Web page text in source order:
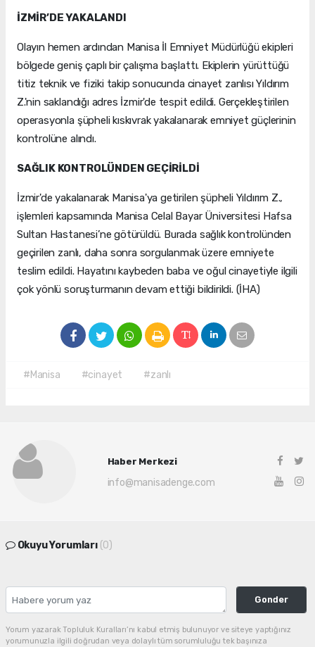
İZMİR’DE YAKALANDI
Olayın hemen ardından Manisa İl Emniyet Müdürlüğü ekipleri
bölgede geniş çaplı bir çalışma başlattı. Ekiplerin yürüttüğü
titiz teknik ve fiziki takip sonucunda cinayet zanlısı Yıldırım
Z.'nin saklandığı adres İzmir'de tespit edildi. Gerçekleştirilen
operasyonla şüpheli kıskıvrak yakalanarak emniyet güçlerinin
kontrolüne alındı.
SAĞLIK KONTROLÜNDEN GEÇİRİLDİ
İzmir'de yakalanarak Manisa'ya getirilen şüpheli Yıldırım Z.,
işlemleri kapsamında Manisa Celal Bayar Üniversitesi Hafsa
Sultan Hastanesi’ne götürüldü. Burada sağlık kontrolünden
geçirilen zanlı, daha sonra sorgulanmak üzere emniyete
teslim edildi. Hayatını kaybeden baba ve oğul cinayetiyle ilgili
çok yönlü soruşturmanın devam ettiği bildirildi. (İHA)
#Manisa #cinayet #zanlı
Haber Merkezi
info@manisadenge.com
Okuyu Yorumları (0)
Gonder
Yorum yazarak Topluluk Kuralları’nı kabul etmiş bulunuyor ve siteye yaptığınız
yorumunuzla ilgili doğrudan veya dolaylı tüm sorumluluğu tek başınıza